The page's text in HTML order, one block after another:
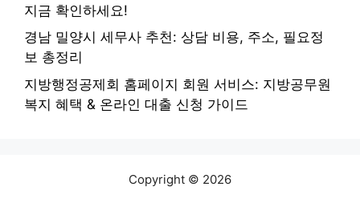
지금 확인하세요!
경남 밀양시 세무사 추천: 상담 비용, 주소, 필요정
보 총정리
지방행정공제회 홈페이지 회원 서비스: 지방공무원
복지 혜택 & 온라인 대출 신청 가이드
Copyright © 2026